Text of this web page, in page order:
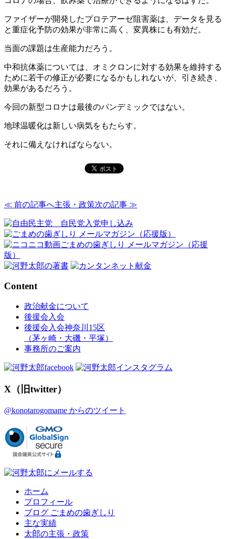
ファイザーが開発したプロテアーゼ阻害薬は、データを見る
と重症化予防の効果が非常に高く、変異株にも有効だ。
当面の課題は生産能力だろう。
中和抗体薬については、オミクロンに対する効果を維持する
ために若干の修正が必要になるかもしれないが、引き続き、
効果があるだろう。
今回の新型コロナは最後のパンデミックではない。
地球温暖化は新しい病気をもたらす。
それに備えなければならない。
≪ 前の記事へ主張・政策次の記事 ≫
Content
政治献金について
後援会入会
後援会入会神奈川15区
（茅ヶ崎・大磯・平塚）
事務所のご案内
X（旧twitter）
@konotarogomame からのツイート
ホーム
プロフィール
ブログ ごまめの歯ぎしり
主な実績
太郎の主張・政策